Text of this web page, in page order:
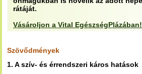
rátáját.
Vásároljon a Vital
Szövődmények
1. A szív- és érrendszeri káros hatások